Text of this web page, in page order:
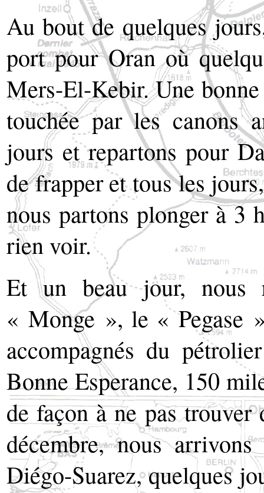
Au bout de quelques
port pour Oran où
Mers-El-Kebir. Une
touchée par les canons
jours et repartons pour
de frapper et tous les
nous partons plonger à 3
rien voir.
Et un beau jour, nous
« Monge », le « Pegase
accompagnés du
Bonne Esperance, 150
de façon à ne pas
décembre, nous
Diégo-Suarez, quelques